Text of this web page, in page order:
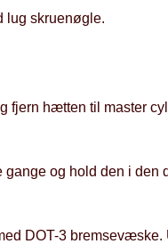
lug skruenøgle.
fjern hætten til master
gange og hold den i den
DOT-3